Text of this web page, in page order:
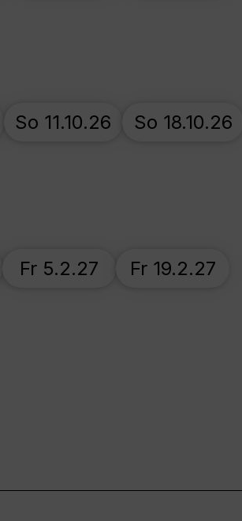
So 11.10.26 So 18.10.26
Fr 5.2.27 Fr 19.2.27